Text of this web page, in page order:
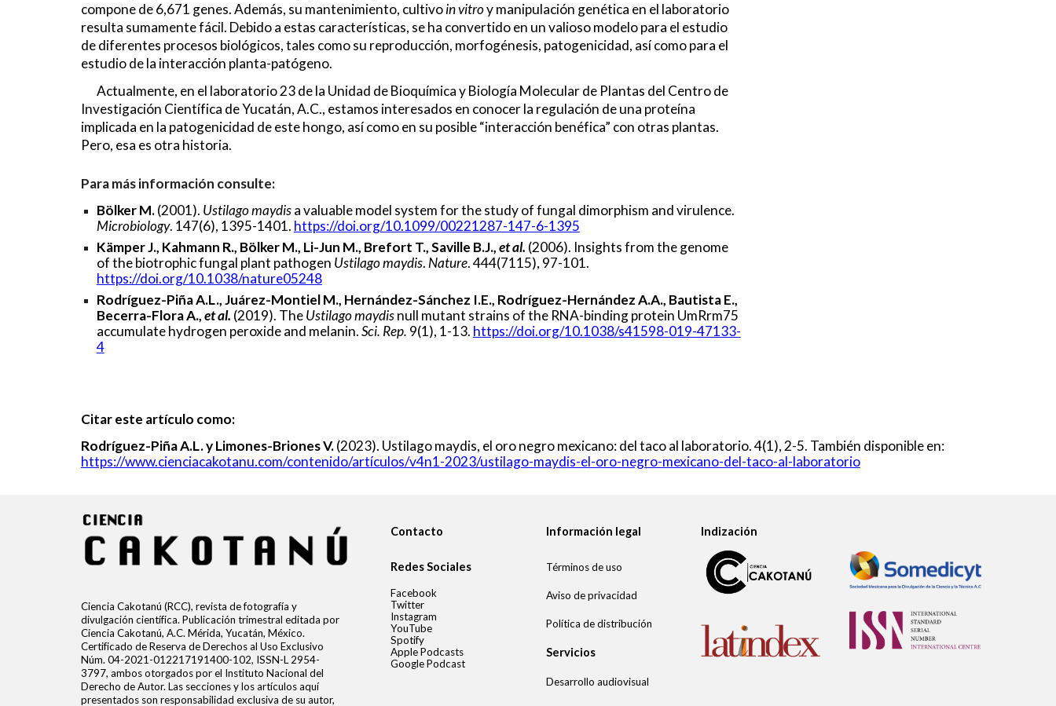
compone de 6,671 genes. Además, su mantenimiento, cultivoin vitroy manipulación genética en el laboratorio
resulta sumamente fácil. Debido a estas características, se ha convertido en un valioso modelo para el estudio
de diferentes procesos biológicos, tales como su reproducción, morfogénesis, patogenicidad, así como para el
estudio de la interacción planta-patógeno.
Actualmente, en el laboratorio 23 de la Unidad de Bioquímica y Biología Molecular de Plantas del Centro de
Investigación Científica de Yucatán, A.C., estamos interesados en conocer la regulación de una proteína
implicada en la patogenicidad de este hongo, así como en su posible “interacción benéfica” con otras plantas.
Pero, esa es otra historia.
Para más información consulte:
Bölker M.(2001). Ustilago maydisa valuable model system for the study of fungal dimorphism and virulence.
Microbiology. 147(6), 1395-1401. https://doi.org/10.1099/00221287-147-6-1395
Kämper J., Kahmann R., Bölker M., Li-Jun M., Brefort T., Saville B.J.,et al. (2006). Insights from the genome
of the biotrophic fungal plant pathogen Ustilago maydis.Nature. 444(7115), 97-101.
https://doi.org/10.1038/nature05248
Rodríguez-Piña A.L., Juárez-Montiel M., Hernández-Sánchez I.E., Rodríguez-Hernández A.A., Bautista E.,
Becerra-Flora A.,et al. (2019). TheUstilago maydisnull mutant strains of the RNA-binding protein UmRrm75
accumulate hydrogen peroxide and melanin.Sci. Rep. 9(1), 1-13. https://doi.org/10.1038/s41598-019-47133-
4
Citar este artículo como:
Rodríguez-Piña A.L. y Limones-Briones V.(2023). Ustilago maydis, el oro negro mexicano: del taco al laboratorio. 4(1), 2-5. También disponible en:
https://www.cienciacakotanu.com/contenido/artículos/v4n1-2023/ustilago-maydis-el-oro-negro-mexicano-del-taco-al-laboratorio
Ciencia Cakotanú (RCC), revista de fotografía y
divulgación científica. Publicación trimestral editada por
Ciencia Cakotanú, A.C. Mérida, Yucatán, México.
Certificado de Reserva de Derechos al Uso Exclusivo
Núm. 04-2021-012217191400-102, ISSN-L 2954-
3797, ambos otorgados por el Instituto Nacional del
Derecho de Autor. Las secciones y los artículos aquí
presentados son responsabilidad exclusiva de su autor,
Contacto
Redes Sociales
Facebook
Twitter
Instagram
YouTube
Spotify
Apple Podcasts
Google Podcast
Información legal
Términos de uso
Aviso de privacidad
Política de distribución
Servicios
Desarrollo audiovisual
Indización